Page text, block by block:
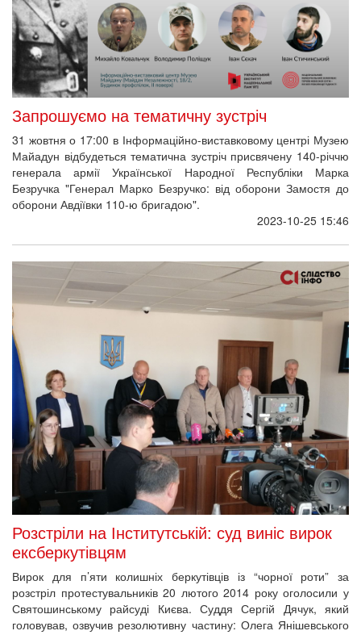
Запрошуємо на тематичну зустріч
31 жовтня о 17:00 в Інформаційно-виставковому центрі Музею
Майадун відбудеться тематична зустріч присвячену 140-річчю
генерала армії Української Народної Республіки Марка
Безручка "Генерал Марко Безручко: від оборони Замостя до
оборони Авдіївки 110-ю бригадою".
2023-10-25 15:46
Розстріли на Інститутській: суд виніс вирок
ексберкутівцям
Вирок для п’яти колишніх беркутівців із “чорної роти” за
розстріл протестувальників 20 лютого 2014 року оголосили у
Святошинському райсуді Києва. Суддя Сергій Дячук, який
головував, озвучив резолютивну частину: Олега Янішевського